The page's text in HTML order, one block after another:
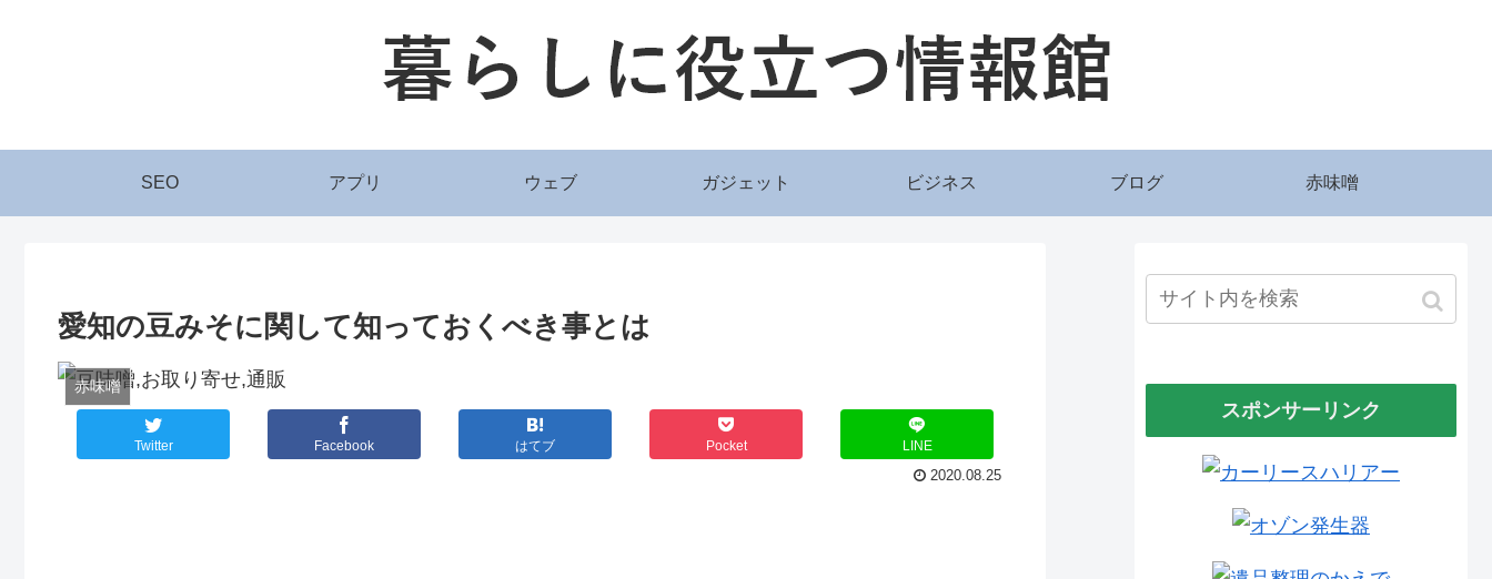
SEO アプリ ウェブ ガジェット ビジネス ブログ 赤味噌
愛知の豆みそに関して知っておくべき事とは
赤味噌
Twitter Facebook はてブ Pocket
LINE
2020.08.25
スポンサーリンク